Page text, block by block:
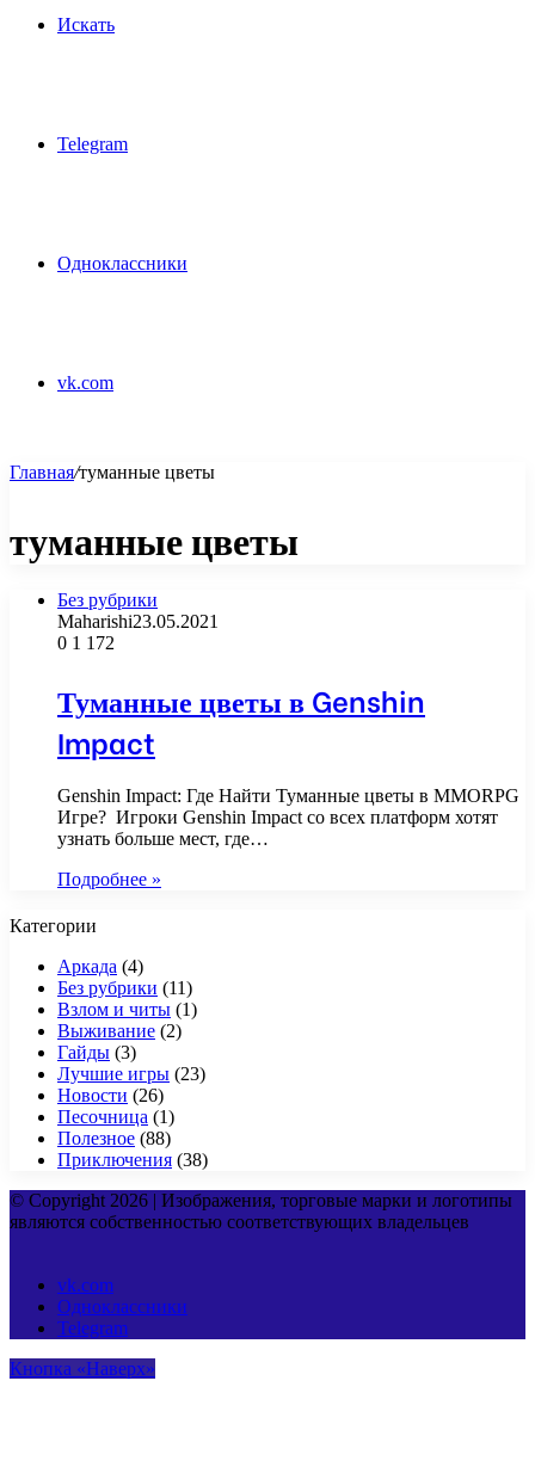
Искать
Telegram
Одноклассники
vk.com
Главная/туманные цветы
туманные цветы
Без рубрики
Maharishi23.05.2021
0 1 172
Туманные цветы в Genshin
Impact
Genshin Impact: Где Найти Туманные цветы в MMORPG
Игре? Игроки Genshin Impact со всех платформ хотят
узнать больше мест, где…
Подробнее »
Категории
Аркада (4)
Без рубрики (11)
Взлом и читы (1)
Выживание (2)
Гайды (3)
Лучшие игры (23)
Новости (26)
Песочница (1)
Полезное (88)
Приключения (38)
© Copyright 2026 | Изображения, торговые марки и логотипы
являются собственностью соответствующих владельцев
vk.com
Одноклассники
Telegram
Кнопка «Наверх»